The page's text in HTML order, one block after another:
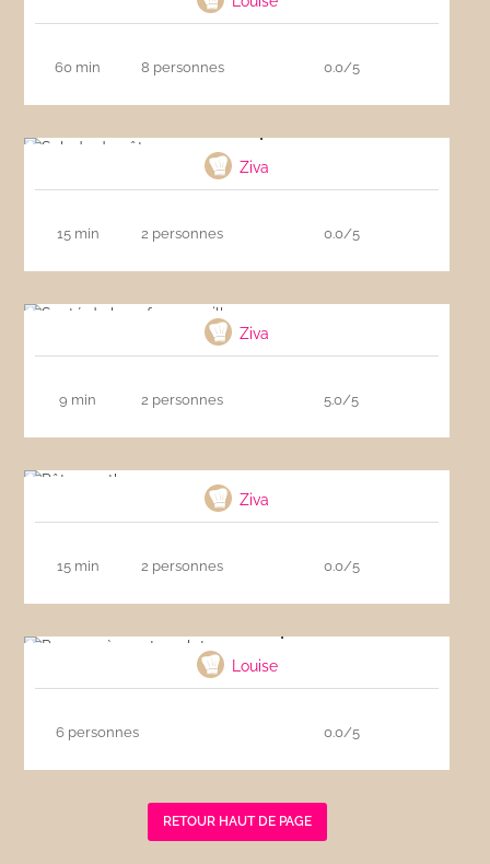
60 min 8 personnes 0.0/5
Ziva
15 min 2 personnes 0.0/5
Ziva
9 min 2 personnes 5.0/5
Ziva
15 min 2 personnes 0.0/5
Louise
6 personnes 0.0/5
RETOUR HAUT DE PAGE